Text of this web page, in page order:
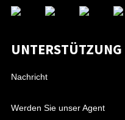
UNTERSTÜTZUNG
Nachricht
Werden Sie unser Agent